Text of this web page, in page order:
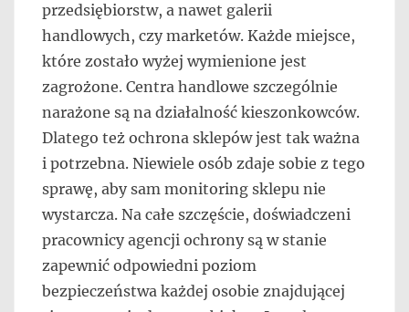
przedsiębiorstw, a nawet galerii
handlowych, czy marketów. Każde miejsce,
które zostało wyżej wymienione jest
zagrożone. Centra handlowe szczególnie
narażone są na działalność kieszonkowców.
Dlatego też ochrona sklepów jest tak ważna
i potrzebna. Niewiele osób zdaje sobie z tego
sprawę, aby sam monitoring sklepu nie
wystarcza. Na całe szczęście, doświadczeni
pracownicy agencji ochrony są w stanie
zapewnić odpowiedni poziom
bezpieczeństwa każdej osobie znajdującej